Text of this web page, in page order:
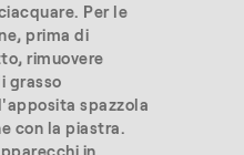
Per le
prima di
rimuovere
grasso
spazzola
con la piastra.